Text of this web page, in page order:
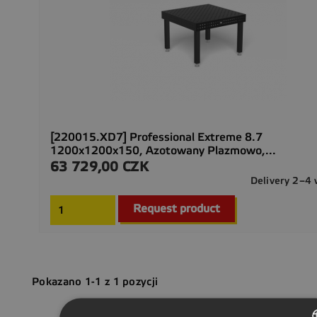
[220015.XD7] Professional Extreme 8.7
1200x1200x150, Azotowany Plazmowo,...
Cena
63 729,00 CZK
Delivery 2–4
Request product
Pokazano 1-1 z 1 pozycji